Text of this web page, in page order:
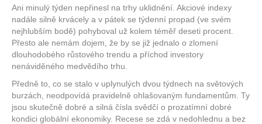
Ani minulý týden nepřinesl na trhy uklidnění. Akciové indexy
nadále silně krvácely a v pátek se týdenní propad (ve svém
nejhlubším bodě) pohyboval už kolem téměř deseti procent.
Přesto ale nemám dojem, že by se již jednalo o zlomení
dlouhodobého růstového trendu a příchod investory
nenáviděného medvědího trhu.
Předně to, co se stalo v uplynulých dvou týdnech na světových
burzách, neodpovídá pravidelně ohlašovaným fundamentům. Ty
jsou skutečně dobré a silná čísla svědčí o prozatímní dobré
kondici globální ekonomiky. Recese se zdá v nedohlednu a bez